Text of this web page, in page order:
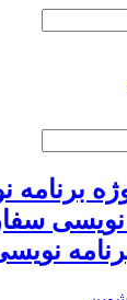
نویسی